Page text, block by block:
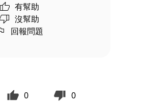
有幫助
沒幫助
回報問題
0 0